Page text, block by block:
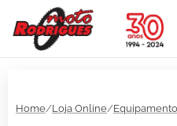
Home/Loja Online/